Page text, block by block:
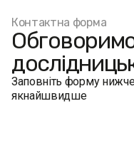
Контактна форма
Заповніть форму
якнайшвидше